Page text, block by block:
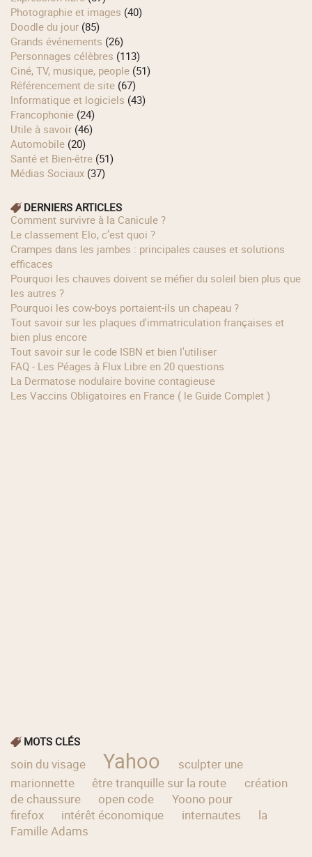
Photographie et images (40)
Doodle du jour (85)
Grands événements (26)
Personnages célèbres (113)
Ciné, TV, musique, people (51)
Référencement de site (67)
Informatique et logiciels (43)
Francophonie (24)
Utile à savoir (46)
Automobile (20)
Santé et Bien-être (51)
Médias Sociaux (37)
DERNIERS ARTICLES
Comment survivre à la Canicule ?
Le classement Elo, c’est quoi ?
Crampes dans les jambes : principales causes et solutions
efficaces
Pourquoi les chauves doivent se méfier du soleil bien plus que
les autres ?
Pourquoi les cow‑boys portaient‑ils un chapeau ?
Tout savoir sur les plaques d'immatriculation françaises et
bien plus encore
Tout savoir sur le code ISBN et bien l'utiliser
FAQ - Les Péages à Flux Libre en 20 questions
La Dermatose nodulaire bovine contagieuse
Les Vaccins Obligatoires en France ( le Guide Complet )
MOTS CLÉS
soin du visage Yahoo
sculpter une
marionnette
être tranquille sur la route
création
de chaussure
open code
Yoono pour
firefox
intérêt économique internautes
la
Famille Adams